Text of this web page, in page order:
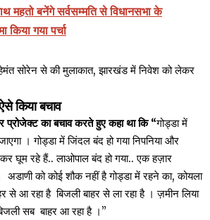
महतो बनेंगे सर्वसम्मति से विधानसभा के
गया पर्चा
सोरेन से की मुलाकात, झारखंड में निवेश को लेकर
किया बचाव
प्रोजेक्ट का बचाव करते हुए कहा था कि “गोड्डा में
। गोड्डा में जिंदल बंद हो गया निपनिया और
कर घूम रहे हैं..लाओपाल बंद हो गया..एक हज़ार
को कोई शौक नहीं है गोड्डा में रहने का,कोयला
से आ रहा है बिजली बाहर से ला रहा है । ज़मीन लिया
सब बाहर आ रहा है ।”